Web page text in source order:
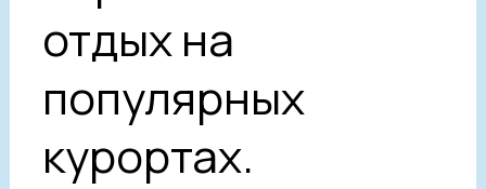
отдых на
популярных
курортах.